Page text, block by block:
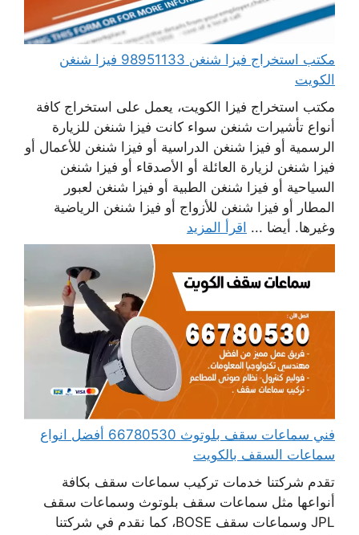
مكتب استخراج فيزا شنغن 98951133 فيزا شنغن
الكويت
مكتب استخراج فيزا الكويت، يعمل على استخراج كافة
أنواع تأشيرات شنغن سواء كانت فيزا شنغن للزيارة
الرسمية أو فيزا شنغن الدراسية أو فيزا شنغن للأعمال أو
فيزا شنغن لزيارة العائلة أو الأصدقاء أو فيزا شنغن
السياحية أو فيزا شنغن الطبية أو فيزا شنغن لعبور
المطار أو فيزا شنغن للأزواج أو فيزا شنغن الرياضية
وغيرها. أيضا ... اقرأ المزيد
فني سماعات سقف بلوتوث 66780530 أفضل انواع
سماعات السقف بالكويت
تقدم شركتنا خدمات تركيب سماعات سقف بكافة
أنواعها مثل سماعات سقف بلوتوث وسماعات سقف
JPL وسماعات سقف BOSE، كما نقدم في شركتنا